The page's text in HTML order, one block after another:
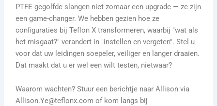
PTFE-gegolfde slangen niet zomaar een upgrade — ze zijn
een game-changer. We hebben gezien hoe ze
configuraties bij Teflon X transformeren, waarbij "wat als
het misgaat?" verandert in "instellen en vergeten". Stel u
voor dat uw leidingen soepeler, veiliger en langer draaien.
Dat maakt dat u er wel een wilt testen, nietwaar?
Waarom wachten? Stuur een berichtje naar Allison via
Allison.Ye@teflonx.com of kom langs bij